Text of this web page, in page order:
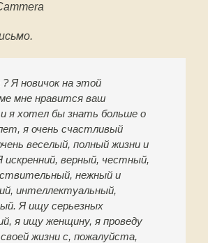
? Я новичок на этой
мне нравится ваш
я хотел бы знать больше о
я очень счастливый
веселый, полный жизни и
искренний, верный, честный,
нежный и
интеллектуальный,
Я ищу серьезных
я ищу женщину, я проведу
жизни с, пожалуйста,